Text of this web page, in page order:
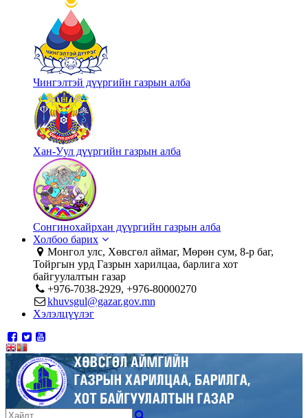
Чингэлтэй дүүргийн газрын алба
Хан-Уул дүүргийн газрын алба
Сонгинохайрхан дүүргийн газрын алба
Холбоо барих
Монгол улс, Хөвсгөл аймаг, Мөрөн сум, 8-р баг,
Тойргын урд Газрын харилцаа, барлига хот
байгуулалтын газар
+976-7038-2929, +976-80000270
khuvsgul@gazar.gov.mn
Хэлэлцүүлэг